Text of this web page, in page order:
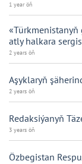
1 year öň
«Türkmenistanyň
atly halkara
2 years öň
Aşyklaryň
2 years öň
Redaksiýanyň
3 years öň
Özbegistan